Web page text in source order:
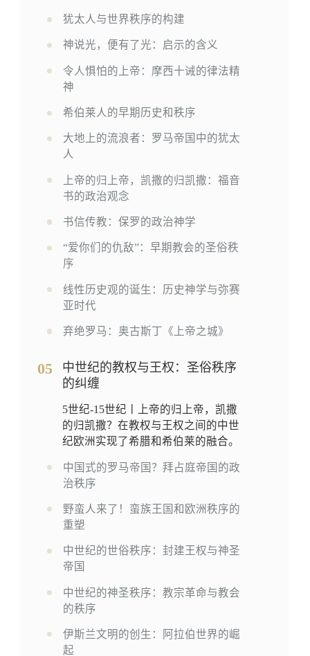
犹太人与世界秩序的构建
神说光，便有了光：启示的含义
令人惧怕的上帝：摩西十诫的律法精
神
希伯莱人的早期历史和秩序
大地上的流浪者：罗马帝国中的犹太
人
上帝的归上帝，凯撒的归凯撒：福音
书的政治观念
书信传教：保罗的政治神学
“爱你们的仇敌”：早期教会的圣俗秩
序
线性历史观的诞生：历史神学与弥赛
亚时代
弃绝罗马：奥古斯丁《上帝之城》
05
中世纪的教权与王权：圣俗秩序
的纠缠
5世纪-15世纪丨上帝的归上帝，凯撒
的归凯撒？在教权与王权之间的中世
纪欧洲实现了希腊和希伯莱的融合。
中国式的罗马帝国？拜占庭帝国的政
治秩序
野蛮人来了！蛮族王国和欧洲秩序的
重塑
中世纪的世俗秩序：封建王权与神圣
帝国
中世纪的神圣秩序：教宗革命与教会
的秩序
伊斯兰文明的创生：阿拉伯世界的崛
起